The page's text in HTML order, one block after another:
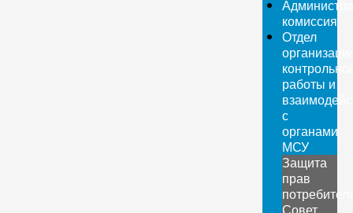
комиссия
Отдел
работы и
с
органами
МСУ
Защита
прав